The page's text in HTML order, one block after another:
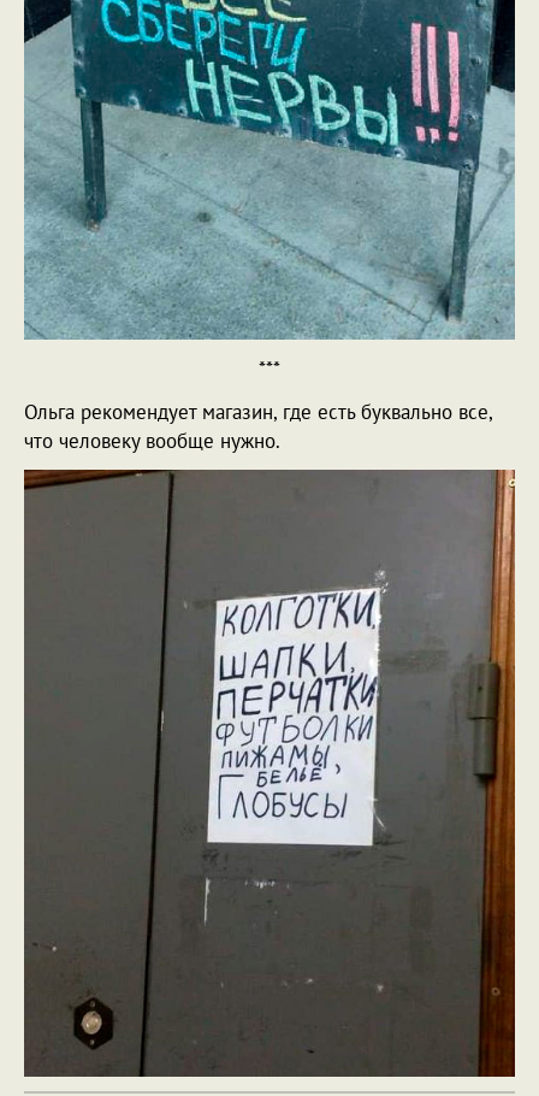
***
Ольга рекомендует магазин, где есть буквально все,
что человеку вообще нужно.